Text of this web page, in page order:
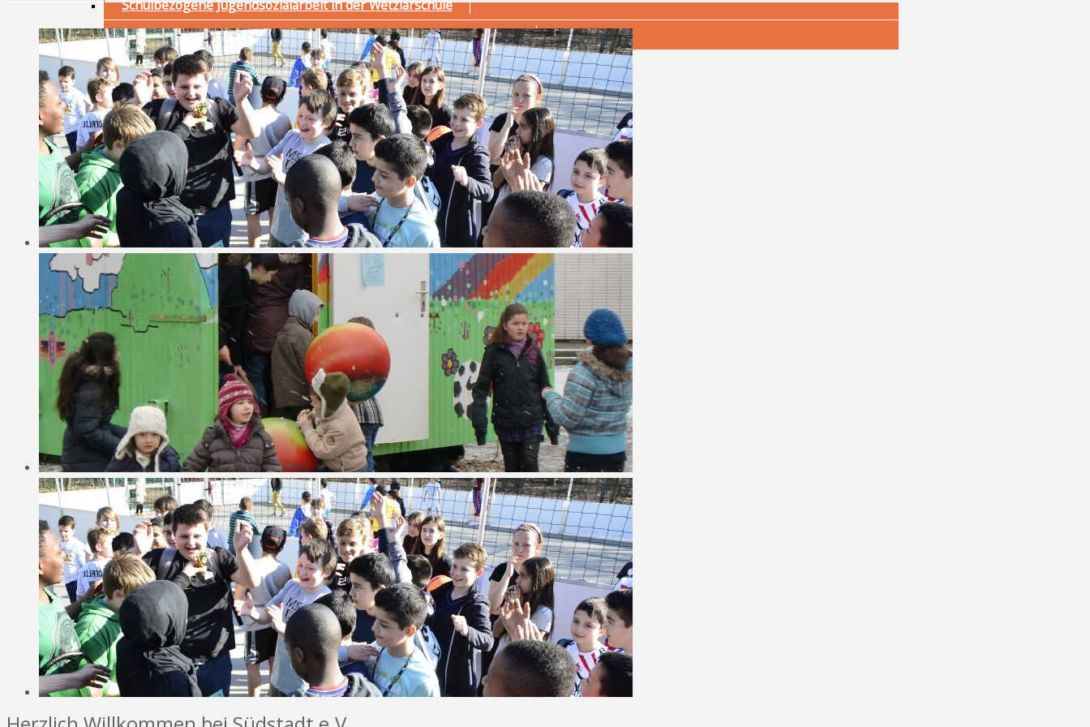
Schulbezogene Jugendsozialarbeit in der Wetzlarschule
Jugendsozialarbeit für Kinder und Jugendliche mit Fluchterfahrung